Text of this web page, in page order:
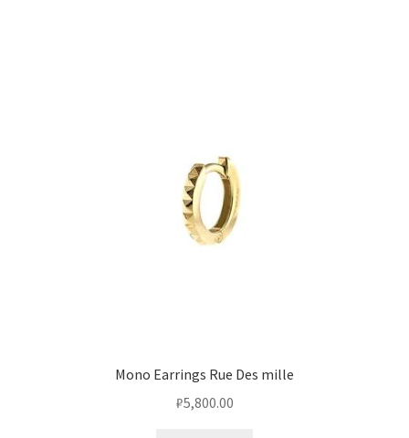
Mono Earrings Rue Des mille
₽5,800.00